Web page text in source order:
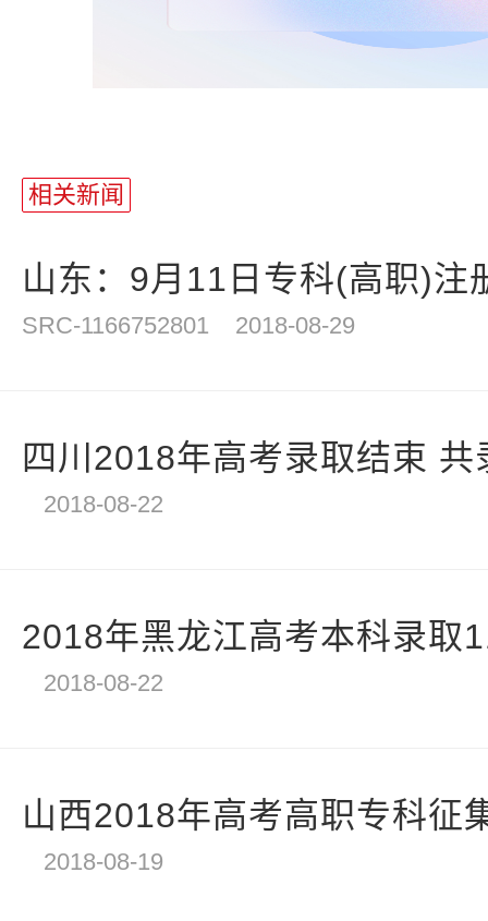
相关新闻
山东：9月11日专科(高职)注
SRC-1166752801 2018-08-29
四川2018年高考录取结束
2018-08-22
2018年黑龙江高考本科录取
2018-08-22
山西2018年高考高职专科征
2018-08-19